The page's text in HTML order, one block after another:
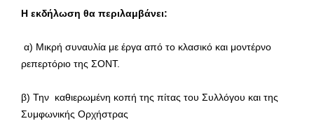
Η εκδήλωση θα περιλαμβάνει:
α) Μικρή συναυλία με έργα από το κλασικό και μοντέρνο
ρεπερτόριο της ΣΟΝΤ.
β) Την καθιερωμένη κοπή της πίτας του Συλλόγου και της
Συμφωνικής Ορχήστρας